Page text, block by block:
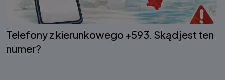
Telefony z kierunkowego +593. Skąd jest ten
numer?